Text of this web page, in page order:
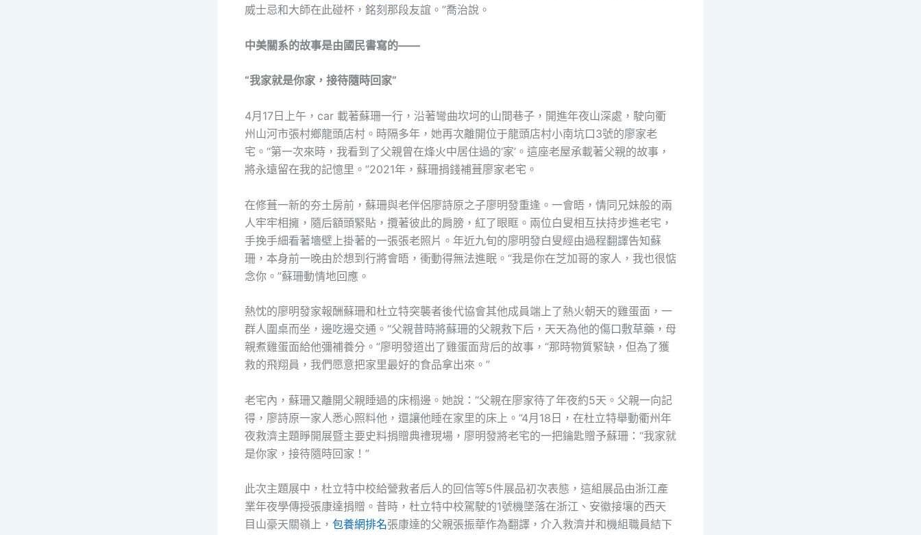
威士忌和大師在此碰杯，銘刻那段友誼。”喬治說。
中美關系的故事是由國民書寫的——
“我家就是你家，接待隨時回家”
4月17日上午，car 載著蘇珊一行，沿著彎曲坎坷的山間巷子，開進年夜山深處，駛向衢
州山河市張村鄉龍頭店村。時隔多年，她再次離開位于龍頭店村小南坑口3號的廖家老
宅。“第一次來時，我看到了父親曾在烽火中居住過的‘家’。這座老屋承載著父親的故事，
將永遠留在我的記憶里。”2021年，蘇珊捐錢補葺廖家老宅。
在修葺一新的夯土房前，蘇珊與老伴侶廖詩原之子廖明發重逢。一會晤，情同兄妹般的兩
人牢牢相擁，隨后額頭緊貼，攬著彼此的肩膀，紅了眼眶。兩位白叟相互扶持步進老宅，
手挽手細看著墻壁上掛著的一張張老照片。年近九旬的廖明發白叟經由過程翻譯告知蘇
珊，本身前一晚由於想到行將會晤，衝動得無法進眠。“我是你在芝加哥的家人，我也很惦
念你。”蘇珊動情地回應。
熱忱的廖明發家報酬蘇珊和杜立特突襲者後代協會其他成員端上了熱火朝天的雞蛋面，一
群人圍桌而坐，邊吃邊交通。“父親昔時將蘇珊的父親救下后，天天為他的傷口敷草藥，母
親煮雞蛋面給他彌補養分。”廖明發道出了雞蛋面背后的故事，“那時物質緊缺，但為了獲
救的飛翔員，我們愿意把家里最好的食品拿出來。”
老宅內，蘇珊又離開父親睡過的床榻邊。她說：“父親在廖家待了年夜約5天。父親一向記
得，廖詩原一家人悉心照料他，還讓他睡在家里的床上。”4月18日，在杜立特舉動衢州年
夜救濟主題睜開展暨主要史料捐贈典禮現場，廖明發將老宅的一把鑰匙贈予蘇珊：“我家就
是你家，接待隨時回家！”
此次主題展中，杜立特中校給營救者后人的回信等5件展品初次表態，這組展品由浙江產
業年夜學傳授張康達捐贈。昔時，杜立特中校駕駛的1號機墜落在浙江、安徽接壤的西天
目山豪天關嶺上， 包養網排名張康達的父親張振華作為翻譯，介入救濟并和機組職員結下